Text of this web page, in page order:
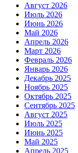
Август 2026
Июль 2026
Июнь 2026
Май 2026
Апрель 2026
Март 2026
Февраль 2026
Январь 2026
Декабрь 2025
Ноябрь 2025
Октябрь 2025
Сентябрь 2025
Август 2025
Июль 2025
Июнь 2025
Май 2025
Апрель 2025